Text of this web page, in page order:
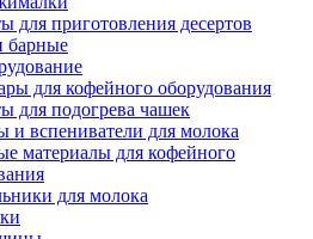
для приготовления десертов
барные
для кофейного оборудования
для подогрева чашек
и вспениватели для молока
материалы для кофейного
для молока